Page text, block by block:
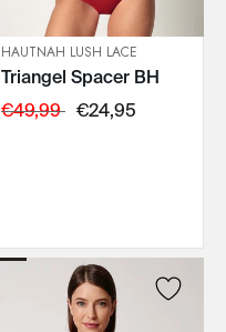
IN DEN WARENKORB
HAUTNAH LUSH LACE
Triangel Spacer BH
€49,99 €24,95